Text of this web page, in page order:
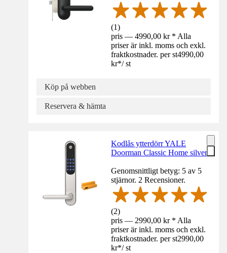
(1)
pris — 4990,00 kr * Alla
priser är inkl. moms och exkl.
fraktkostnader. per st4990,00
kr*/ st
Köp på webben
Reservera & hämta
Kodlås ytterdörr YALE
Doorman Classic Home silver
Genomsnittligt betyg: 5 av 5
stjärnor. 2 Recensioner.
(2)
pris — 2990,00 kr * Alla
priser är inkl. moms och exkl.
fraktkostnader. per st2990,00
kr*/ st